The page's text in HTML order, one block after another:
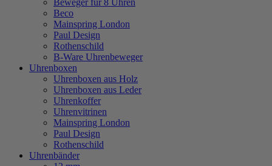
Beweger für 8 Uhren
Beco
Mainspring London
Paul Design
Rothenschild
B-Ware Uhrenbeweger
Uhrenboxen
Uhrenboxen aus Holz
Uhrenboxen aus Leder
Uhrenkoffer
Uhrenvitrinen
Mainspring London
Paul Design
Rothenschild
Uhrenbänder